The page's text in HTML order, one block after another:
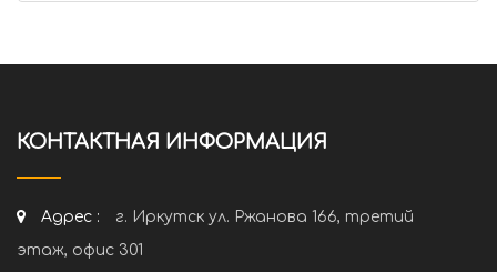
КОНТАКТНАЯ ИНФОРМАЦИЯ
Адрес :
г. Иркутск ул. Ржанова 166, третий
этаж, офис 301